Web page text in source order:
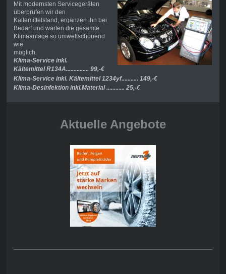
Mit modernsten Servicegeräten
überprüfen wir den
Kältemittelstand, ergänzen ihn bei
Bedarf und warten die gesamte
Klimaanlage so umweltschonend
wie
möglich.
Klima-Service inkl.
KältemittelR134A............... 99,-€
Klima-Service inkl. Kältemittel 1234yf........... 149,-€
Klima-Desinfektion inkl.Material ............ 25,-€
Aktuelle Angebote